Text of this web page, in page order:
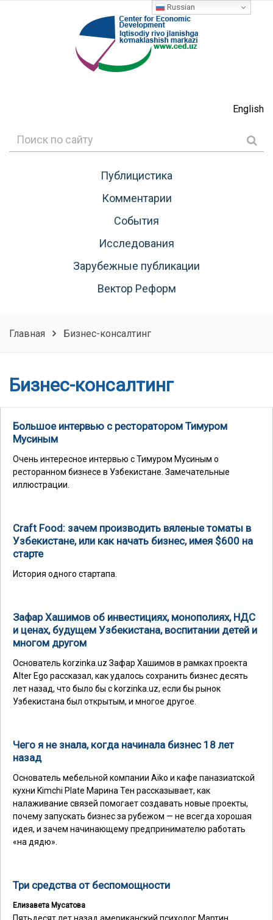
English
Публицистика
Комментарии
События
Исследования
Зарубежные публикации
Вектор Реформ
Главная Бизнес-консалтинг
Бизнес-консалтинг
Большое интервью с ресторатором Тимуром
Мусиным
Очень интересное интервью с Тимуром Мусиным о
ресторанном бизнесе в Узбекистане. Замечательные
иллюстрации.
Craft Food: зачем производить вяленые томаты в
Узбекистане, или как начать бизнес, имея $600 на
старте
История одного стартапа.
Зафар Хашимов об инвестициях, монополиях, НДС
и ценах, будущем Узбекистана, воспитании детей и
многом другом
Основатель korzinka.uz Зафар Хашимов в рамках проекта
Alter Ego рассказал, как удалось сохранить бизнес десять
лет назад, что было бы с korzinka.uz, если бы рынок
Узбекистана был открытым, и многое другое.
Чего я не знала, когда начинала бизнес 18 лет
назад
Основатель мебельной компании Aiko и кафе паназиатской
кухни Kimchi Plate Марина Тен рассказывает, как
налаживание связей помогает создавать новые проекты,
почему запускать бизнес за рубежом — не всегда хорошая
идея, и зачем начинающему предпринимателю работать
«на дядю».
Три средства от беспомощности
Елизавета Мусатова
Russian